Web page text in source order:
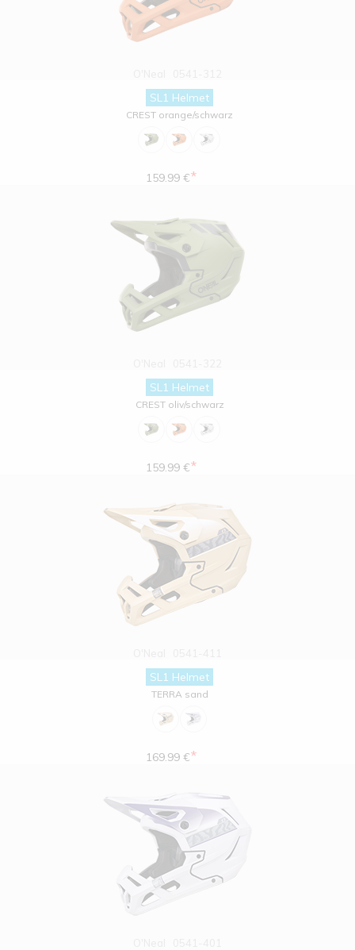
SL1 Helmet
CREST orange/schwarz
159.99 €*
SL1 Helmet
CREST oliv/schwarz
159.99 €*
SL1 Helmet
TERRA sand
169.99 €*